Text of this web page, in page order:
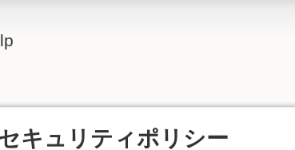
キュリティポリシー